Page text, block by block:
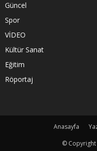
Güncel
Spor
VİDEO
Kültür Sanat
Eğitim
Röportaj
Anasayfa
© Copyright